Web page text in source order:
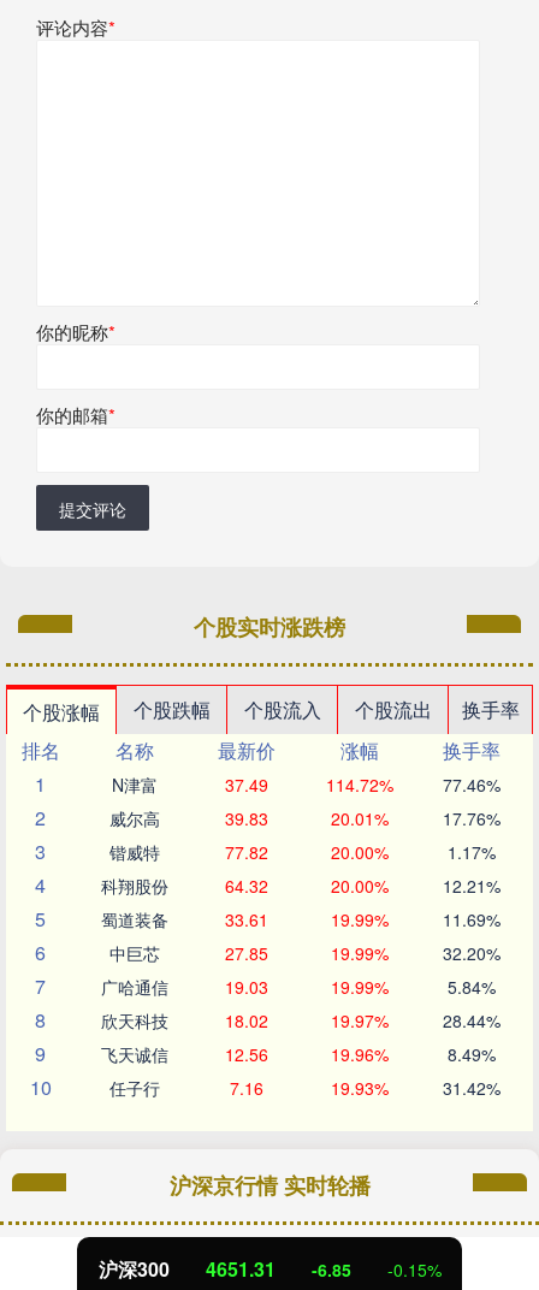
评论内容*
你的昵称*
你的邮箱*
提交评论
个股实时涨跌榜
个股涨幅 个股跌幅 个股流入 个股流出
换手率
排名
名称 最新价 涨幅
换手率
1
N津富 37.49 114.72% 77.46%
2 威尔高 39.83 20.01% 17.76%
3 锴威特 77.82 20.00% 1.17%
4 科翔股份 64.32 20.00% 12.21%
5 蜀道装备 33.61 19.99% 11.69%
6 中巨芯 27.85 19.99% 32.20%
7 广哈通信 19.03 19.99% 5.84%
8 欣天科技 18.02 19.97% 28.44%
9 飞天诚信 12.56 19.96% 8.49%
10 任子行 7.16 19.93% 31.42%
沪深京行情 实时轮播
北证50 1122.88 3.42 0.30%